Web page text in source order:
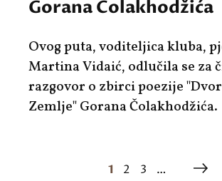
Gorana Čolakhodžića
Ovog puta, voditeljica kluba,
Martina Vidaić, odlučila se za
razgovor o zbirci poezije "
Zemlje"Gorana Čolakhodžića.
1 2 3 …